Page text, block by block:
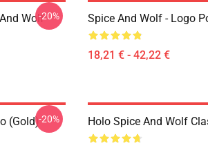
Wolf-20% Spice And Wolf - Logo
18,21 € - 42,22 €
(Gold)-20% Holo Spice And Wolf